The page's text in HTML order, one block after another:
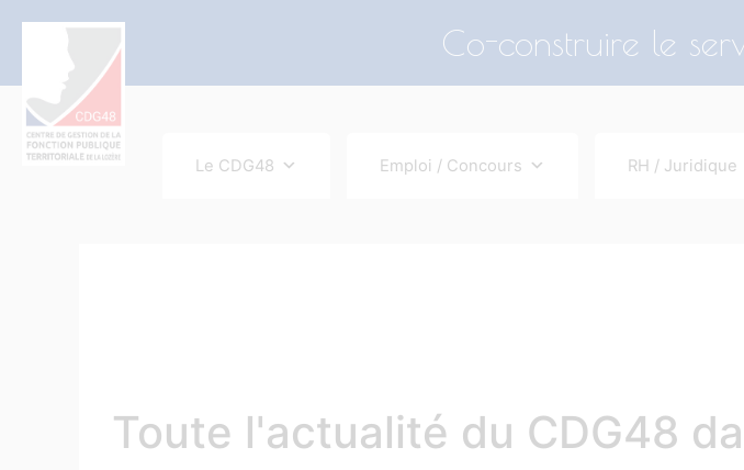
principal
Co-construire le
Le CDG48 Emploi / Concours RH / Juridique
Toute l'actualité du CDG48